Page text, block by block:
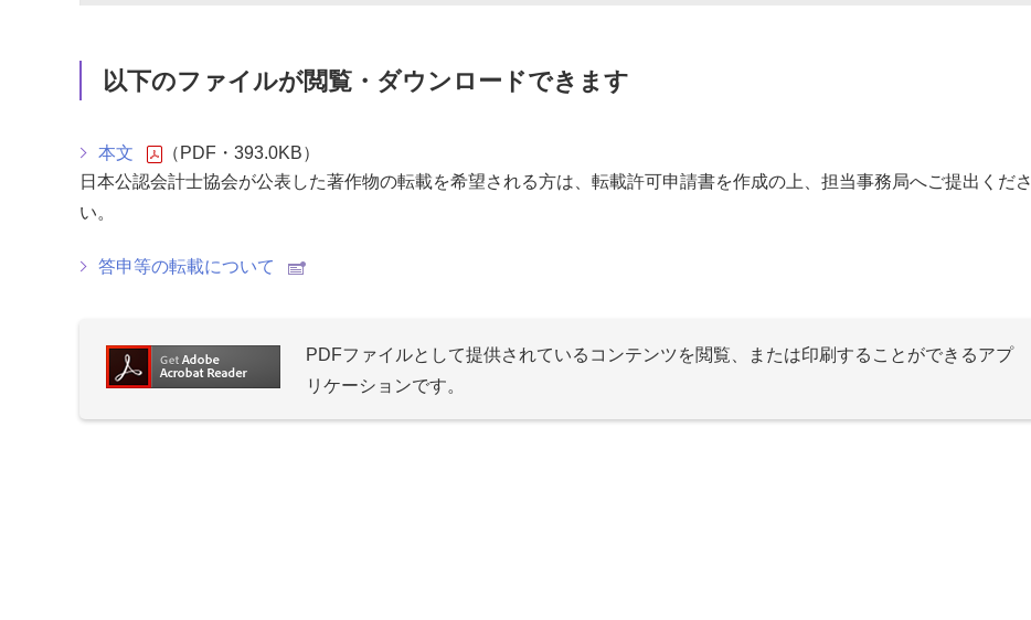
以下のファイルが閲覧・ダウンロードできます
本文
（PDF・393.0KB）
日本公認会計士協会が公表した著作物の転載を希望される方は、転載許可申請書を作成の上、担当事務局へご提出くださ
い。
答申等の転載について
PDFファイルとして提供されているコンテンツを閲覧、または印刷することができるアプ
リケーションです。